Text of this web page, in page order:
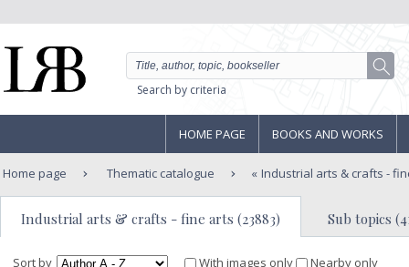
Search by criteria
HOME PAGE BOOKS AND WORKS
Home page Thematic catalogue Industrial arts & crafts -
Industrial arts & crafts - fine arts (23883) Sub topics
Sort by With images only Nearby only